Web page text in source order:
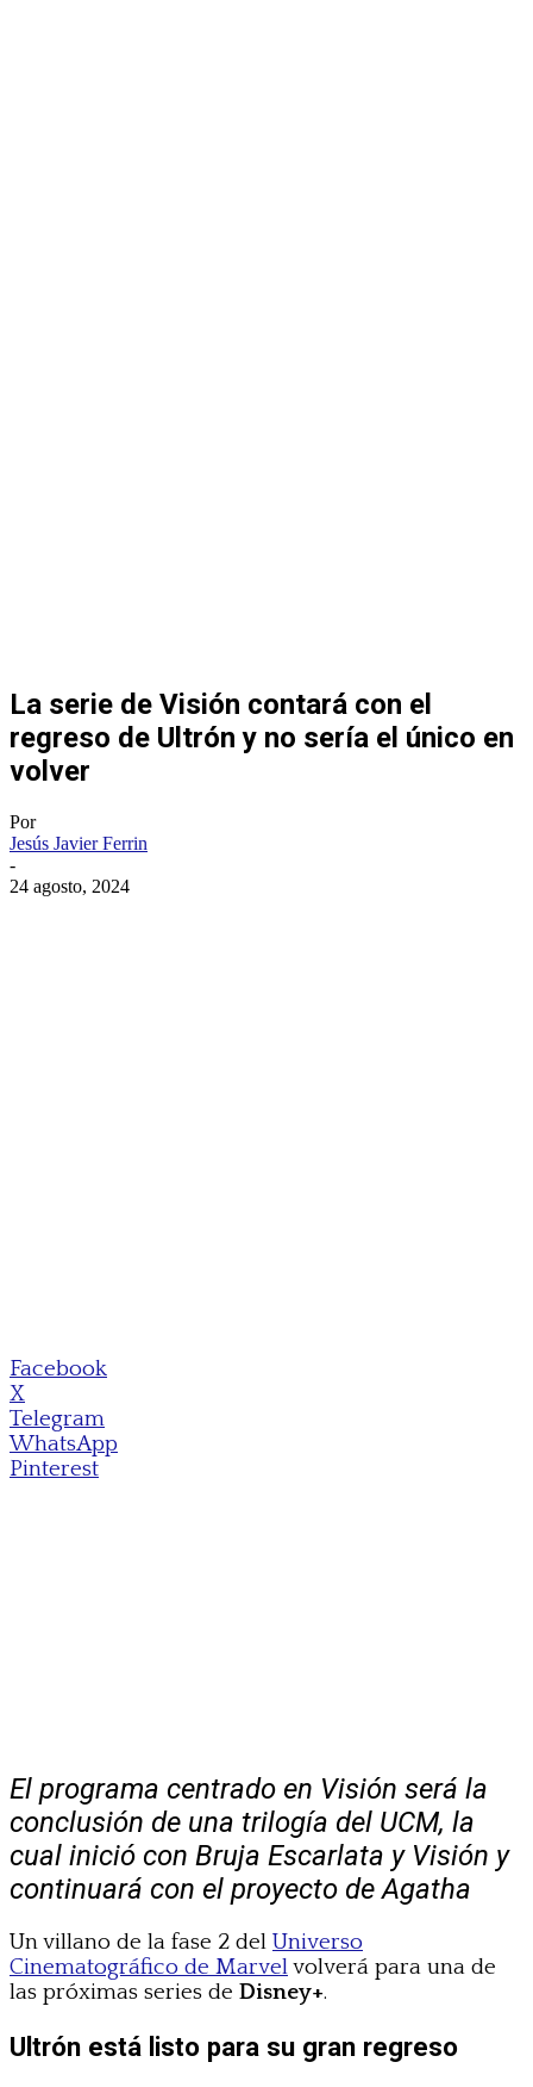
La serie de Visión contará con el
regreso de Ultrón y no sería el único en
volver
Por
Jesús Javier Ferrin
-
24 agosto, 2024
Facebook
X
Telegram
WhatsApp
Pinterest
El programa centrado en Visión será la
conclusión de una trilogía del UCM, la
cual inició con Bruja Escarlata y Visión y
continuará con el proyecto de Agatha
Un villano de la fase 2 del Universo
Cinematográfico de Marvelvolverá para una de
las próximas series de Disney+.
Ultrón está listo para su gran regreso